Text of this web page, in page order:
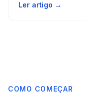
Ler artigo →
COMO COMEÇAR